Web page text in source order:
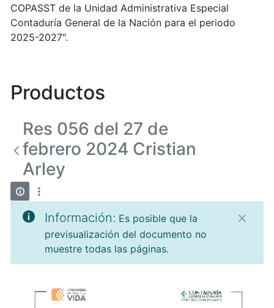
COPASST de la Unidad Administrativa Especial
Contaduría General de la Nación para el periodo
2025-2027".
Productos
Res 056 del 27 de
febrero 2024 Cristian
Arley
Información: Es posible que la
previsualización del documento no
muestre todas las páginas.